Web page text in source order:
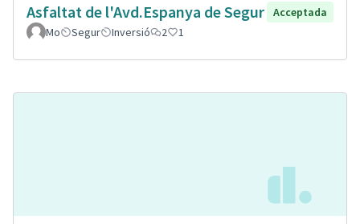
Asfaltat de l'Avd.Espanya de Segur
Acceptada
Mo
Segur Inversió 2 1